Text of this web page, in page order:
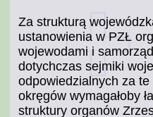
Za strukturą
ustanowienia w PZŁ
wojewodami i
dotychczas sejmiki
odpowiedzialnych za
okręgów wymagałoby
struktury organów